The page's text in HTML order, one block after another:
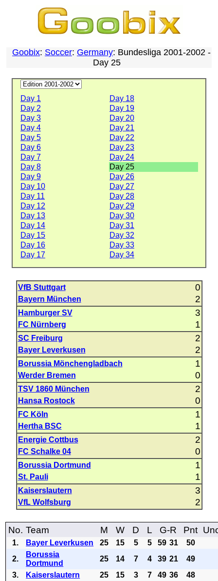
Goobix: Soccer: Germany: Bundesliga 2001-2002 -
Day 25
Day 1
Day 18
Day 2
Day 19
Day 3
Day 20
Day 4
Day 21
Day 5
Day 22
Day 6
Day 23
Day 7
Day 24
Day 8
Day 25
Day 9
Day 26
Day 10
Day 27
Day 11
Day 28
Day 12
Day 29
Day 13
Day 30
Day 14
Day 31
Day 15
Day 32
Day 16
Day 33
Day 17
Day 34
VfB Stuttgart 0
Bayern München 2
Hamburger SV 3
FC Nürnberg 1
SC Freiburg 2
Bayer Leverkusen 2
Borussia Mönchengladbach 1
Werder Bremen 0
TSV 1860 München 2
Hansa Rostock 0
FC Köln 1
Hertha BSC 1
Energie Cottbus 2
FC Schalke 04 0
Borussia Dortmund 1
St. Pauli 1
Kaiserslautern 3
VfL Wolfsburg 2
No. Team M W D L G-R Pnt
1. Bayer Leverkusen 25 15 5 5 59 31 50
2.
Borussia
Dortmund
25 14 7 4 39 21 49
3.
Kaiserslautern 25 15 3 7 49 36
48